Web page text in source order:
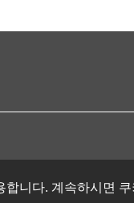
니다. 계속하시면